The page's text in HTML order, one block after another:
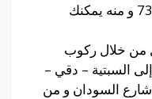
و منه يمكنك
من خلال ركوب
السبتية – دقي –
شارع السودان و من